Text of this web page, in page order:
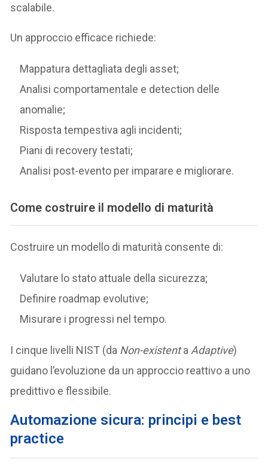
scalabile.
Un approccio efficace richiede:
Mappatura dettagliata degli asset;
Analisi comportamentale e detection delle
anomalie;
Risposta tempestiva agli incidenti;
Piani di recovery testati;
Analisi post-evento per imparare e migliorare.
Come costruire il modello di maturità
Costruire un modello di maturità consente di:
Valutare lo stato attuale della sicurezza;
Definire roadmap evolutive;
Misurare i progressi nel tempo.
I cinque livelli NIST (da Non-existenta Adaptive)
guidano l’evoluzione da un approccio reattivo a uno
predittivo e flessibile.
Automazione sicura: principi e best
practice